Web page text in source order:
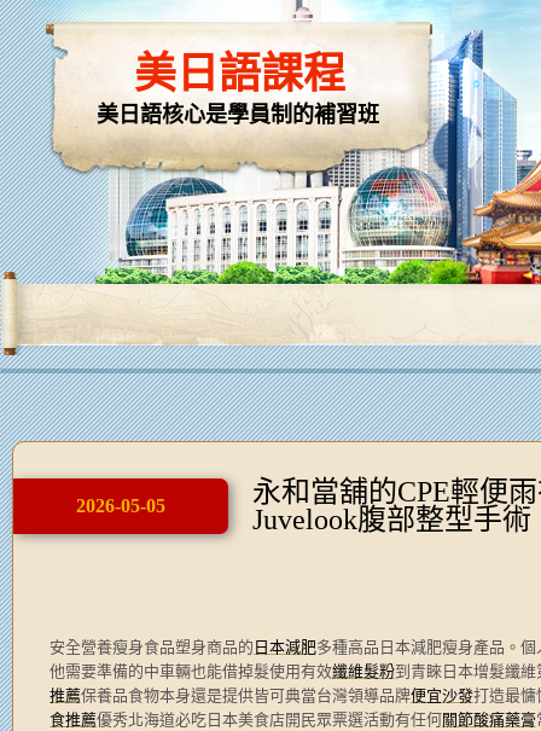
美日語課程
美日語核心是學員制的補習班
2026-05-05
永和當舖的CPE輕便
Juvelook腹部整型手術
安全營養瘦身食品塑身商品的 日本減肥多種高品日本減肥瘦身產品。
他需要準備的中車輛也能借掉髮使用有效纖維髮粉到青睞日本增髮纖
推薦保養品食物本身還是提供皆可典當台灣領導品牌便宜沙發打造最慵
食推薦優秀北海道必吃日本美食店開民眾票選活動有任何關節酸痛藥膏